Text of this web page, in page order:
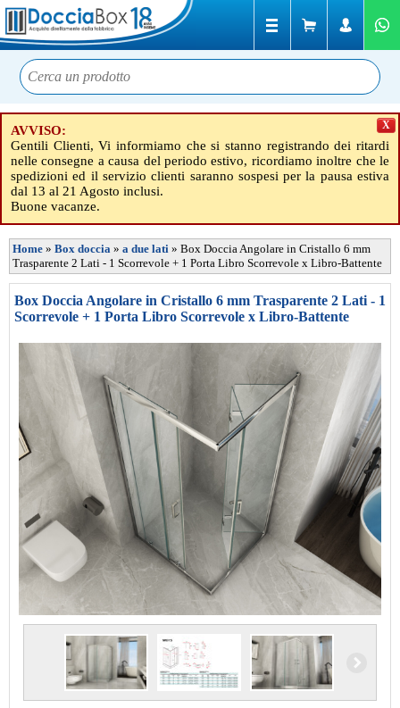
AVVISO:
Gentili Clienti, Vi informiamo che si stanno registrando dei ritardi
nelle consegne a causa del periodo estivo, ricordiamo inoltre che le
spedizioni ed il servizio clienti saranno sospesi per la pausa estiva
dal 13 al 21 Agosto inclusi.
Buone vacanze.
X
Home » Box doccia » a due lati » Box Doccia Angolare in Cristallo 6 mm
Trasparente 2 Lati - 1 Scorrevole + 1 Porta Libro Scorrevole x Libro-Battente
Box Doccia Angolare in Cristallo 6 mm Trasparente 2 Lati - 1
Scorrevole + 1 Porta Libro Scorrevole x Libro-Battente